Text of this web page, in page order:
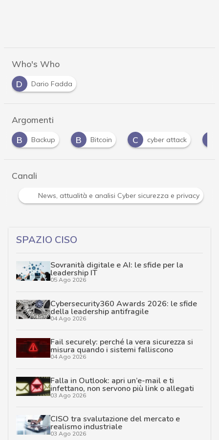
Who's Who
D
Dario Fadda
Argomenti
B
Bitcoin C cyber attack C cyber gang
Canali
Attacchi hacker e Malware: le ultime news in tempo
SPAZIO CISO
Sovranità digitale e AI: le sfide per la
leadership IT
05 Ago 2026
Cybersecurity360 Awards 2026: le sfide
della leadership antifragile
04 Ago 2026
Fail securely: perché la vera sicurezza si
misura quando i sistemi falliscono
04 Ago 2026
Falla in Outlook: apri un’e-mail e ti
infettano, non servono più link o allegati
03 Ago 2026
CISO tra svalutazione del mercato e
realismo industriale
03 Ago 2026